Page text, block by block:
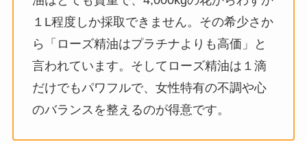
１L程度しか採取できません。その希少さか
ら「ローズ精油はプラチナよりも高価」と
言われています。そしてローズ精油は１滴
だけでもパワフルで、女性特有の不調や心
のバランスを整えるのが得意です。